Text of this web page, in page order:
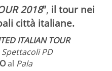
2018”, il tour nei
città italiane.
ITALIAN TOUR
PD
al Pala